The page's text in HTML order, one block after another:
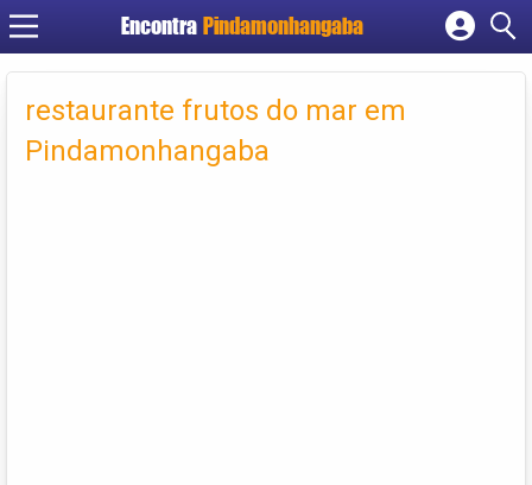
Encontra Pindamonhangaba
Cadastrar empresa
Criar conta
restaurante frutos do mar em
Pindamonhangaba